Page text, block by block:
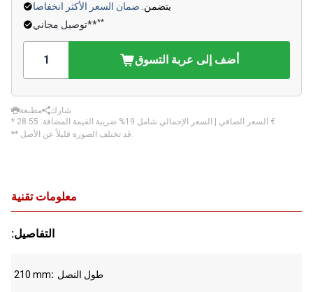
يتضمن. ضمان السعر الأكثر انخفاضا
توصيل مجاني****
أضف إلى عربة التسوق
مطبعة
شارك
* السعر الصافي | السعر الإجمالي شامل 19% ضريبة القيمة المضافة: ‏28.55 €
** قد تختلف الصورة قليلاً عن الأصل.
معلومات تقنية
:التفاصيل
210 mm طول النصل